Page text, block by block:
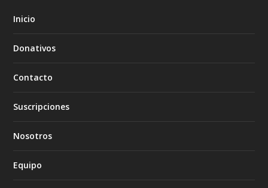
Inicio
Donativos
Contacto
Suscripciones
Nosotros
Equipo